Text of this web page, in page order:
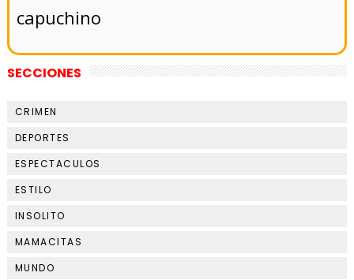
capuchino
SECCIONES
CRIMEN
DEPORTES
ESPECTACULOS
ESTILO
INSOLITO
MAMACITAS
MUNDO